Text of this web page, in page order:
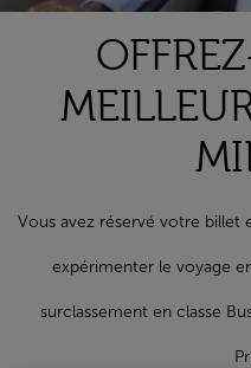
Vous avez réservé votre billet
expérimenter le voyage
surclassement en classe